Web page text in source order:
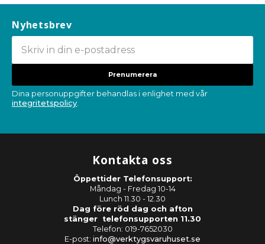
Nyhetsbrev
Prenumerera
Dina personuppgifter behandlas i enlighet med vår
integritetspolicy.
Kontakta oss
Öppettider Telefonsupport:
Måndag - Fredag 10-14
Lunch 11.30 - 12.30
Dag före röd dag och afton
stänger telefonsupporten 11.30
Telefon: 019-7652030
E-post: info@verktygsvaruhuset.se